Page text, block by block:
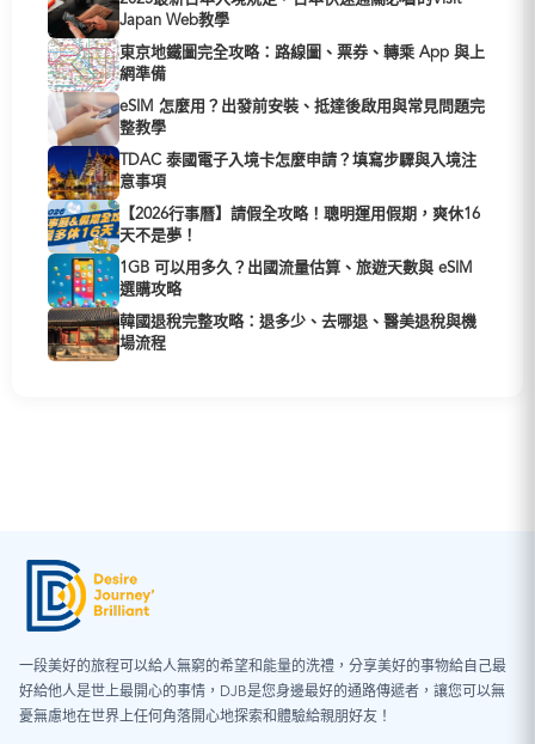
Japan Web教學
東京地鐵圖完全攻略：路線圖、票券、轉乘 App 與上
網準備
eSIM 怎麼用？出發前安裝、抵達後啟用與常見問題完
整教學
TDAC 泰國電子入境卡怎麼申請？填寫步驟與入境注
意事項
【2026行事曆】請假全攻略！聰明運用假期，爽休16
天不是夢！
1GB 可以用多久？出國流量估算、旅遊天數與 eSIM
選購攻略
韓國退稅完整攻略：退多少、去哪退、醫美退稅與機
場流程
一段美好的旅程可以給人無窮的希望和能量的洗禮，分享美好的事物給自己最
好給他人是世上最開心的事情，DJB是您身邊最好的通路傳遞者，讓您可以無
憂無慮地在世界上任何角落開心地探索和體驗給親朋好友！